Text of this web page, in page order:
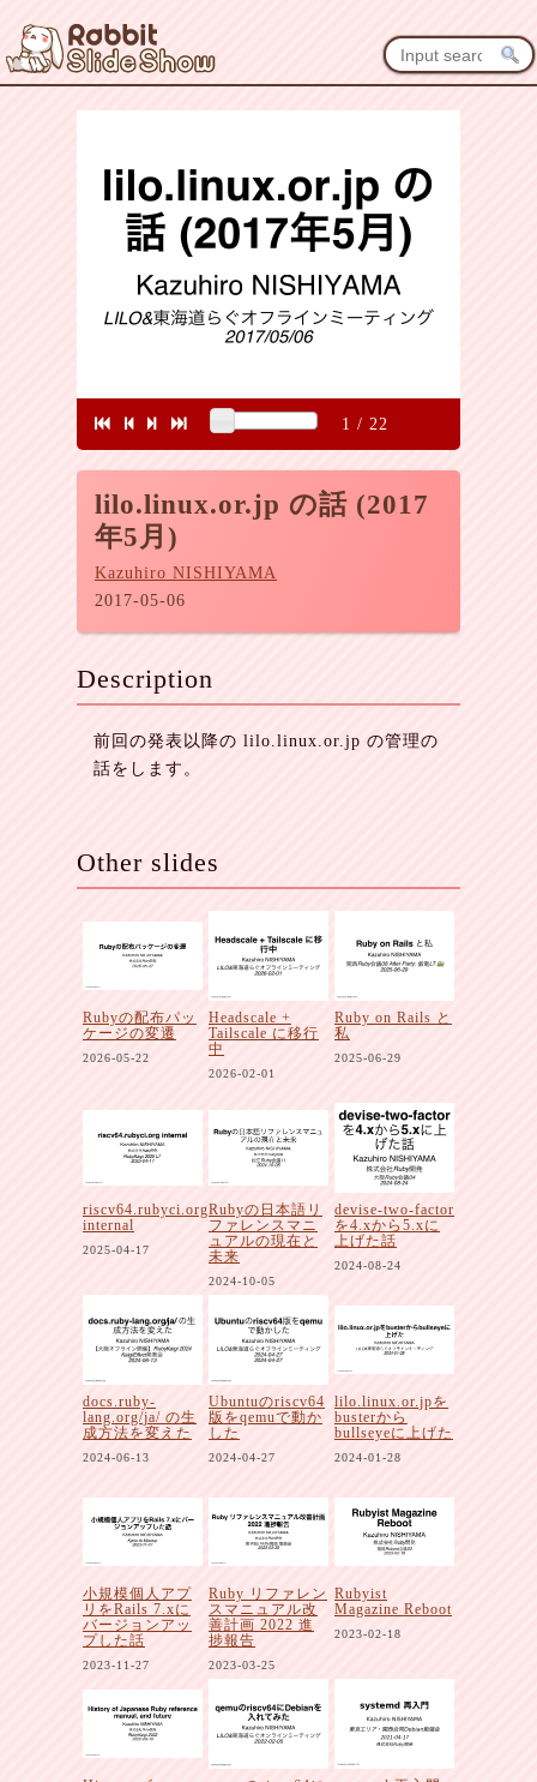
lilo.linux.or.jp の話 (2017
年5月)
Kazuhiro NISHIYAMA
2017-05-06
1 / 22
Description
前回の発表以降の lilo.linux.or.jp の管理の
話をします。
Other slides
Rubyの配布パッ
ケージの変遷
2026-05-22
Headscale +
Tailscale に移行
中
2026-02-01
Ruby on Rails と
私
2025-06-29
riscv64.rubyci.org
internal
2025-04-17
Rubyの日本語リ
ファレンスマニ
ュアルの現在と
未来
2024-10-05
devise-two-factor
を4.xから5.xに
上げた話
2024-08-24
docs.ruby-
lang.org/ja/ の生
成方法を変えた
2024-06-13
Ubuntuのriscv64
版をqemuで動か
した
2024-04-27
lilo.linux.or.jpを
busterから
bullseyeに上げた
2024-01-28
小規模個人アプ
リをRails 7.xに
バージョンアッ
プした話
2023-11-27
Ruby リファレン
スマニュアル改
善計画 2022 進
捗報告
2023-03-25
Rubyist
Magazine Reboot
2023-02-18